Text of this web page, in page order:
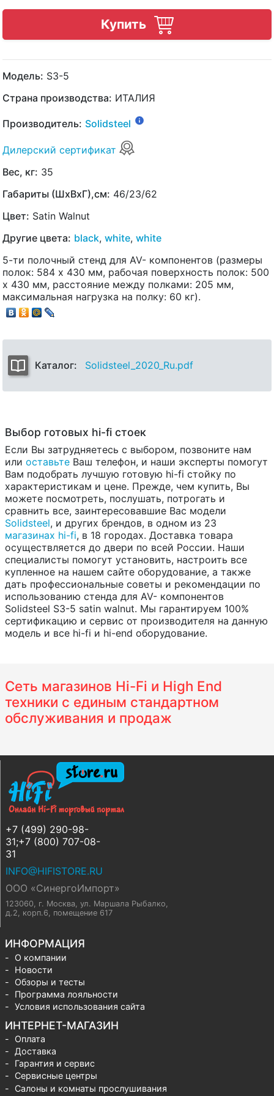
Купить
Модель: S3-5
Страна производства: ИТАЛИЯ
Производитель: Solidsteel
Дилерский сертификат
Вес, кг: 35
Габариты (ШхВхГ),см: 46/23/62
Цвет: Satin Walnut
Другие цвета: black, white, white
5-ти полочный стенд для AV- компонентов (размеры
полок: 584 х 430 мм, рабочая поверхность полок: 500
х 430 мм, расстояние между полками: 205 мм,
максимальная нагрузка на полку: 60 кг).
Каталог: Solidsteel_2020_Ru.pdf
Выбор готовых hi-fi стоек
Если Вы затрудняетесь с выбором, позвоните нам
или оставьте Ваш телефон, и наши эксперты помогут
Вам подобрать лучшую готовую hi-fi стойку по
характеристикам и цене. Прежде, чем купить, Вы
можете посмотреть, послушать, потрогать и
сравнить все, заинтересовавшие Вас модели
Solidsteel, и других брендов, в одном из 23
магазинах hi-fi, в 18 городах. Доставка товара
осуществляется до двери по всей России. Наши
специалисты помогут установить, настроить все
купленное на нашем сайте оборудование, а также
дать профессиональные советы и рекомендации по
использованию стенда для AV- компонентов
Solidsteel S3-5 satin walnut. Мы гарантируем 100%
сертификацию и сервис от производителя на данную
модель и все hi-fi и hi-end оборудование.
Сеть магазинов Hi-Fi и High End
техники с единым стандартном
обслуживания и продаж
+7 (499) 290-98-
31;+7 (800) 707-08-
31
INFO@HIFISTORE.RU
ООО «СинергоИмпорт»
123060, г. Москва, ул. Маршала Рыбалко,
д.2, корп.6, помещение 617
ИНФОРМАЦИЯ
О компании
Новости
Обзоры и тесты
Программа лояльности
Условия использования сайта
ИНТЕРНЕТ-МАГАЗИН
Оплата
Доставка
Гарантия и сервис
Сервисные центры
Салоны и комнаты прослушивания